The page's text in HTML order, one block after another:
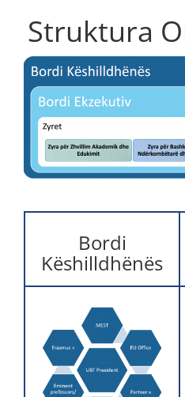
Struktura
Bordi
Këshilldhënës